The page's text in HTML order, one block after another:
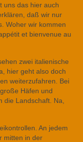
uns das hier auch
daß wir nur
Woher wir kommen
et bienvenue au
zwei italienische
hier geht also doch
weiterzufahren. Bei
Häfen und
Landschaft. Na,
An jedem
mitten in der